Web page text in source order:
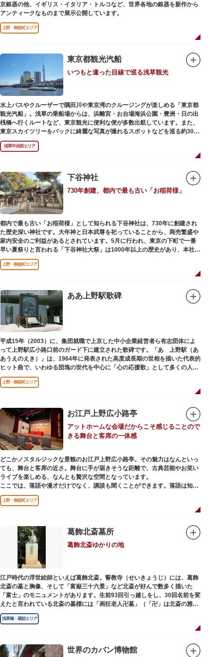
京銀器の他、イギリス・イタリア・トルコなど、世界各地の銀器を新作から
アンティークなものまで展示公開しています。
上野・御徒町エリア
東京都観光汽船
いつもと違った目線で巡る浅草観光
水上バスやクルーザーで隅田川や東京湾のクルージングが楽しめる「東京都
観光汽船」。浅草の乗船場からは、浜離宮・お台場海浜公園・豊洲・日の出
桟橋へ行くルートなど、東京観光に便利な便が多数出航しています。また、
東京スカイツリーをバックに綺麗な写真が撮れるスポットなどを巡る約30分
の「浅草周遊コース」も。初日の出やお花見、隅田川花火大会、クリスマス
などのイベント時は、いつもと違う目線から東京の景色を堪能できるイベン
や、約300人が乗船可能なアメリカンな大型船など多種多様な船体も魅力。
目的や人数にあわせてコースや時間帯を選べるチャータークルーズも行われ
ています。
浅草中央部エリア
下谷神社
730年創建、都内で最も古い「お稲荷様」
都内で最も古い「お稲荷様」として知られる下谷神社は、730年に創建され
た歴史深い神社です。大年神と日本武尊を祀っていることから、商売繁盛や
家内安全のご利益があるとされています。5月に行われ、東京の下町で一番
早い夏祭りと言われる「下谷神社大祭」は1000年以上の歴史があり、本社神
輿の渡御を行う「本祭り」と、町会神輿の渡御だけの「陰祭り」が隔年に行
われています。
本殿には、日本を代表する画家 横山大観による「龍」の天井絵が掲げられて
「句碑」や、初代・三笑亭可楽の寄席が境内で初めて開かれたという「寄席
発祥之地」の石碑などの見どころも。
オリジナルの朱印帳の販売や、月や日によって限定の御朱印頒布も行ってい
ます。
上野・御徒町エリア
ああ上野駅歌碑
平成15年（2003）に、集団就職で上京した中小企業経営者ら有志団体によ
って上野駅広小路口前のガード下に建立された歌碑です。「あゝ上野駅（あ
あうえのえき）」は、1964年に発表された高度成長期の世相を描いた代表的
ヒット曲で、いわゆる団塊の世代を中心に「心の応援歌」として多くの人々
に勇気と感動を与えました。
上野・御徒町エリア
お江戸上野広小路亭
アットホームな会場だからこそ感じることので
きる舞台と客席の一体感
どこかノスタルジックな景観のお江戸上野広小路亭。その魅力はなんといっ
ても、舞台と客席の近さ。舞台に手が届きそうな距離で、古典芸能やお笑い
ライブを楽しめる、なんとも贅沢な空間となっています。
ここでは、落語や漫才だけでなく、講談も聞くことができます。落語は知っ
ているけど講談ってなんだろう？と思われた方も、ぜひ一度お江戸上野広小
路亭をのぞいてみませんか？
上野・御徒町エリア
葛飾北斎墓所
葛飾北斎ゆかりの地
江戸時代の浮世絵師といえば葛飾北斎。誓教寺（せいきょうじ）には、葛飾
北斎の墓と胸像、そして「富嶽三十六景」など北斎が好んで数多く描いた
「富士」のモニュメントがあります。生前93回引っ越しをし、30回名前を変
えたと言われている北斎の墓標には「画狂老人卍墓」（「卍」は北斎の雅号
の一つ）とあり、辞世の句が刻まれています。毎年命日の4月18日には「北
斎忌」が開かれ、法要が営まれます。
浅草橋・蔵前エリア
世界のカバン博物館